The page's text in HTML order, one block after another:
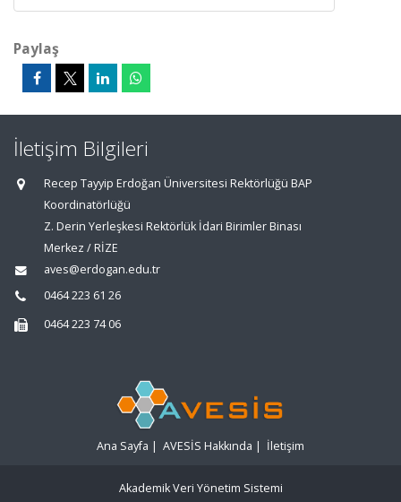
Paylaş
İletişim Bilgileri
Recep Tayyip Erdoğan Üniversitesi Rektörlüğü BAP
Koordinatörlüğü
Z. Derin Yerleşkesi Rektörlük İdari Birimler Binası
Merkez / RİZE
aves@erdogan.edu.tr
0464 223 61 26
0464 223 74 06
Ana Sayfa | AVESİS Hakkında | İletişim
Akademik Veri Yönetim Sistemi